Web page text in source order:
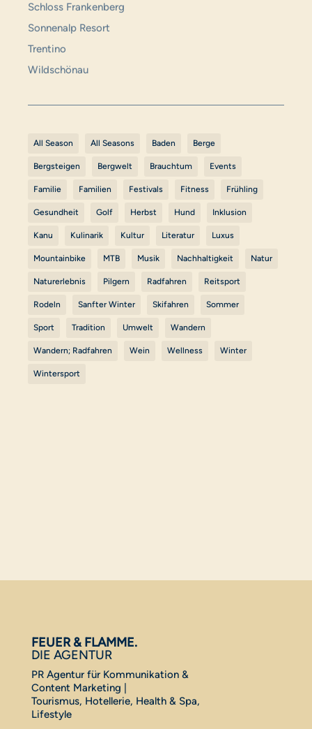
Schloss Frankenberg
Sonnenalp Resort
Trentino
Wildschönau
All Season All Seasons Baden Berge
Bergsteigen Bergwelt Brauchtum Events
Familie Familien Festivals Fitness Frühling
Gesundheit Golf Herbst Hund Inklusion
Kanu Kulinarik Kultur Literatur Luxus
Mountainbike MTB Musik Nachhaltigkeit Natur
Naturerlebnis Pilgern Radfahren Reitsport
Rodeln Sanfter Winter Skifahren Sommer
Sport Tradition Umwelt Wandern
Wandern; Radfahren Wein Wellness Winter
Wintersport
FEUER & FLAMME.
DIE AGENTUR
PR Agentur für Kommunikation &
Content Marketing |
Tourismus, Hotellerie, Health & Spa,
Lifestyle